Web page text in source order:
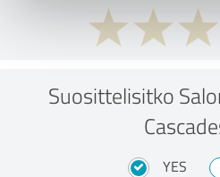
Suosittelisitko
YES